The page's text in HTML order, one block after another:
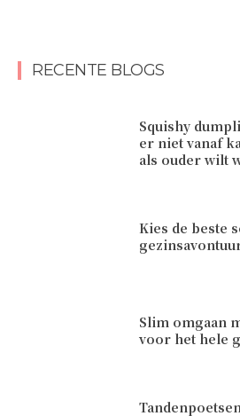
RECENTE BLOGS
Squishy
er niet vanaf
als ouder wilt
Kies de beste
Slim omgaan
voor het hele